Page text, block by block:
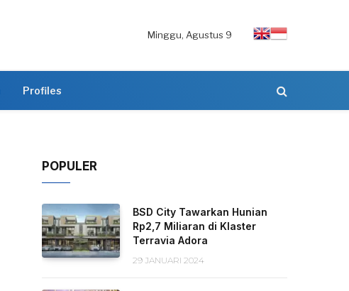
Minggu, Agustus 9
Profiles
POPULER
BSD City Tawarkan Hunian
Rp2,7 Miliaran di Klaster
Terravia Adora
29 JANUARI 2024